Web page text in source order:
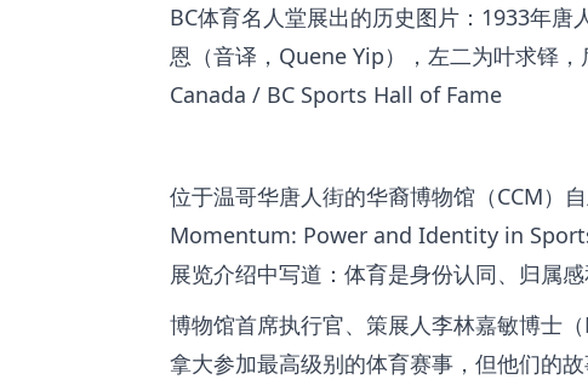
BC体育名人堂展出的历史图片：1933年
恩（音译，Quene Yip），左二为叶求铎
Canada / BC Sports Hall of Fame
位于温哥华唐人街的华裔博物馆（CCM）
Momentum: Power and Identity in Sports
展览介绍中写道：体育是身份认同、归属感
博物馆首席执行官、策展人李林嘉敏博士
拿大参加最高级别的体育赛事，但他们的